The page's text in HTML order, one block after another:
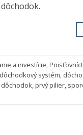
a investície
dôchodkový systém
prvý pilier